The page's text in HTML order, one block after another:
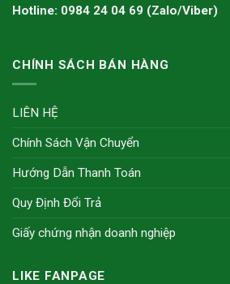
Hotline: 0984 24 04 69 (Zalo/Viber)
CHÍNH SÁCH BÁN HÀNG
LIÊN HỆ
Chính Sách Vận Chuyển
Hướng Dẫn Thanh Toán
Quy Định Đổi Trả
Giấy chứng nhận doanh nghiệp
LIKE FANPAGE